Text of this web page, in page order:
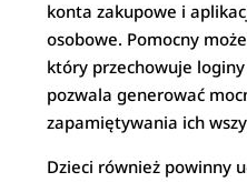
konta zakupowe i
osobowe. Pomocny
który przechowuje
pozwala generować
zapamiętywania ich
Dzieci również powinny